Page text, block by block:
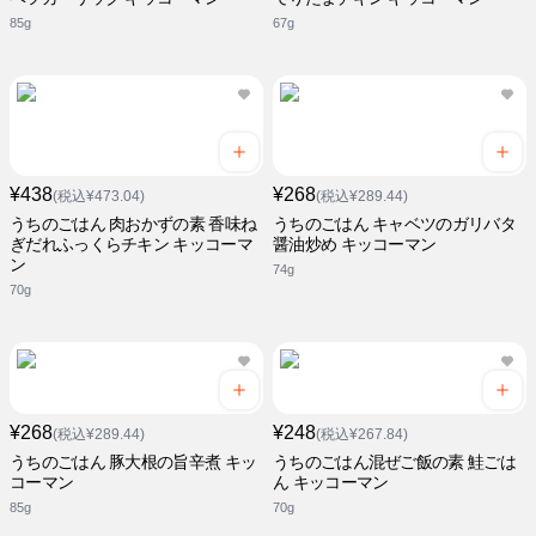
85g 67g
¥438(税込¥473.04)
うちのごはん 肉おかずの素 香味ね
ぎだれふっくらチキン キッコーマ
ン
70g
¥268(税込¥289.44)
うちのごはん キャベツのガリバタ
醤油炒め キッコーマン
74g
¥268(税込¥289.44)
うちのごはん 豚大根の旨辛煮 キッ
コーマン
85g
¥248(税込¥267.84)
うちのごはん混ぜご飯の素 鮭ごは
ん キッコーマン
70g